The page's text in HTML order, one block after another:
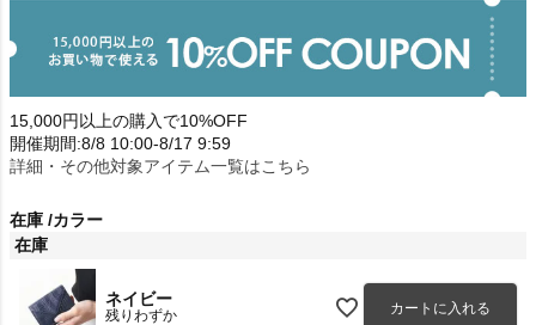
15,000円以上の購入で10%OFF
開催期間:8/8 10:00-8/17 9:59
詳細・その他対象アイテム一覧はこちら
在庫 カラー
在庫
ネイビー
残りわずか カートに入れる